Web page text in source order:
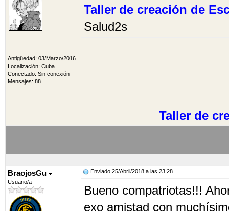
Antigüedad: 03/Marzo/2016
Localización: Cuba
Conectado: Sin conexión
Mensajes: 88
Taller de creación de
Salud2s
Taller de
BraojosGu
Usuario/a
Enviado 25/Abril/2018 a las 23:28
Bueno compatriotas!!!
exo amistad con